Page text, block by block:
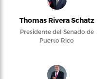
Thomas Rivera Schatz
Presidente del Senado de
Puerto Rico